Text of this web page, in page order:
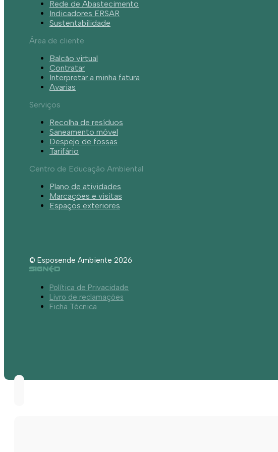
Rede de Abastecimento
Indicadores ERSAR
Sustentabilidade
Área de cliente
Balcão virtual
Contratar
Interpretar a minha fatura
Avarias
Serviços
Recolha de resíduos
Saneamento móvel
Despejo de fossas
Tarifário
Centro de Educação Ambiental
Plano de atividades
Marcações e visitas
Espaços exteriores
© Esposende Ambiente 2026
Política de Privacidade
Livro de reclamações
Ficha Técnica